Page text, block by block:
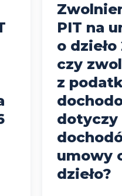
PIT na
o
czy
z
dotyczy
umowy
dzieło?